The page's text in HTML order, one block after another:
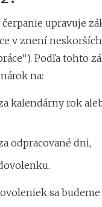
upravuje
v znení
Podľa tohto
na:
kalendárny rok
odpracované dni,
sa budeme